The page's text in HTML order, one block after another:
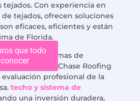
tejados. Con experiencia en
tejados, ofrecen soluciones
eficaces, eficientes y están
de Florida.
los problemas de
contacto con Chase Roofing
profesional de la
techo y sistema de
una inversión duradera,
que todo